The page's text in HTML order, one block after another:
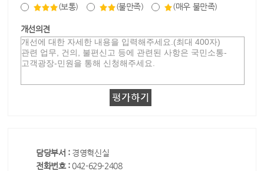
(보통) (불만족) (매우 불만족)
개선의견
담당부서 : 경영혁신실
전화번호 : 042-629-2408